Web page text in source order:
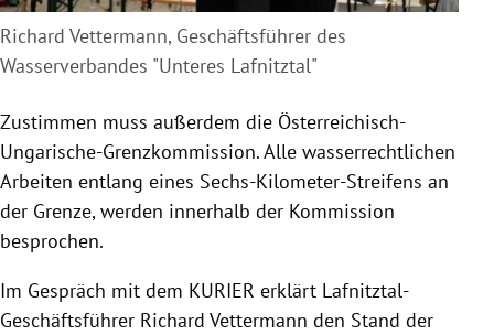
Richard Vettermann, Geschäftsführer des
Wasserverbandes "Unteres Lafnitztal"
Zustimmen muss außerdem die Österreichisch-
Ungarische-Grenzkommission. Alle wasserrechtlichen
Arbeiten entlang eines Sechs-Kilometer-Streifens an
der Grenze, werden innerhalb der Kommission
besprochen.
Im Gespräch mit dem KURIER erklärt Lafnitztal-
Geschäftsführer Richard Vettermann den Stand der